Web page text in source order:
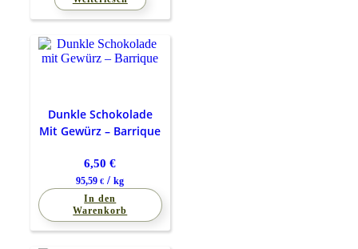
Dunkle Schokolade
Mit Gewürz – Barrique
6,50€
95,59€ /kg
In den
Warenkorb